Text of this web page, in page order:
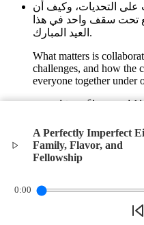
A Perfectly Imperfect
Family, Flavor, and
Fellowship
0:00
على التحديات، وكيف أن
تحت سقف واحد في هذا
العيد المبارك.
What matters is
challenges, and how the
everyone together under
كانت مساءً مميزًا، يعبق
It was an evening that
with the essence of
Privacy Policy